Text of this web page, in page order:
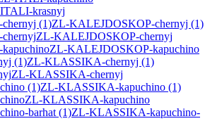
krasnyj
ZL-KALEJDOSKOP-chernyj (1)
ZL-KALEJDOSKOP-chernyj
ZL-KALEJDOSKOP-kapuchino
ZL-KLASSIKA-chernyj (1)
ZL-KLASSIKA-chernyj
ZL-KLASSIKA-kapuchino (1)
ZL-KLASSIKA-kapuchino
ZL-KLASSIKA-kapuchino-